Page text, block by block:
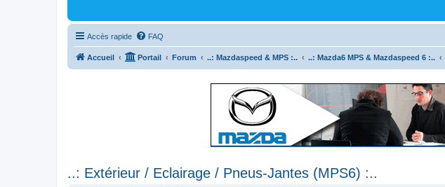
Accès rapide FAQ
Accueil Portail Forum ..: Mazdaspeed & MPS :.. ..: Mazda6 MPS & Mazdaspeed 6 :..
..: Extérieur / Eclairage / Pneus-Jantes (MPS6) :..